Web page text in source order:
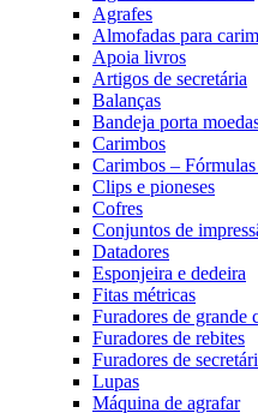
Agrafes
Almofadas para
Apoia livros
Artigos de secretária
Balanças
Bandeja porta
Carimbos
Carimbos – Fórmulas
Clips e pioneses
Cofres
Conjuntos de
Datadores
Esponjeira e dedeira
Fitas métricas
Furadores de grande
Furadores de rebites
Furadores de
Lupas
Máquina de agrafar